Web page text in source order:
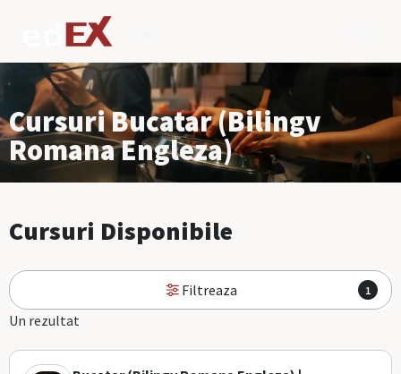
Cursuri Bucatar (Bilingv
Romana Engleza)
Cursuri Disponibile
Filtreaza 1
Un rezultat